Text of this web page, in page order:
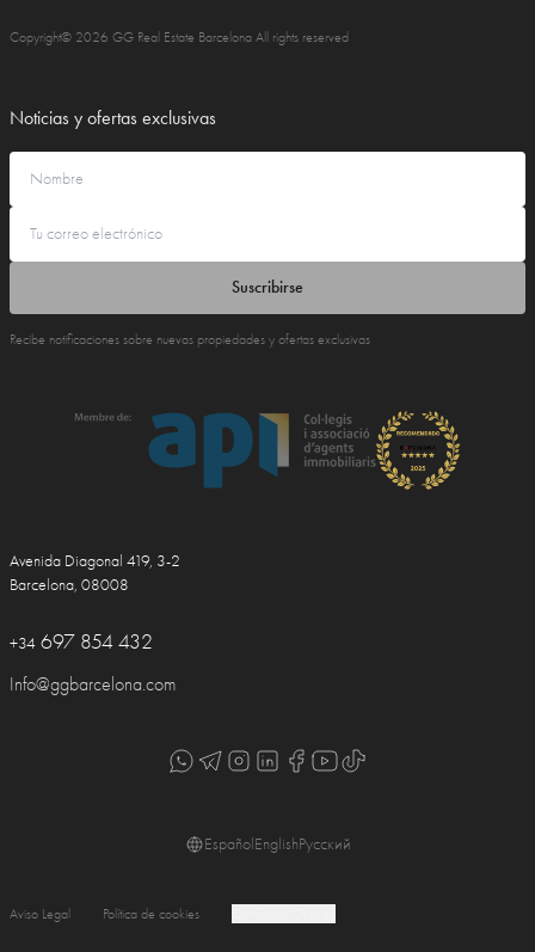
Copyright© 2026 GG Real Estate Barcelona All rights reserved
Noticias y ofertas exclusivas
Suscribirse
Recibe notificaciones sobre nuevas propiedades y ofertas exclusivas
Avenida Diagonal 419, 3-2
Barcelona, 08008
+34 697 854 432
Info@ggbarcelona.com
EspañolEnglishРусский
Aviso Legal Política de cookies